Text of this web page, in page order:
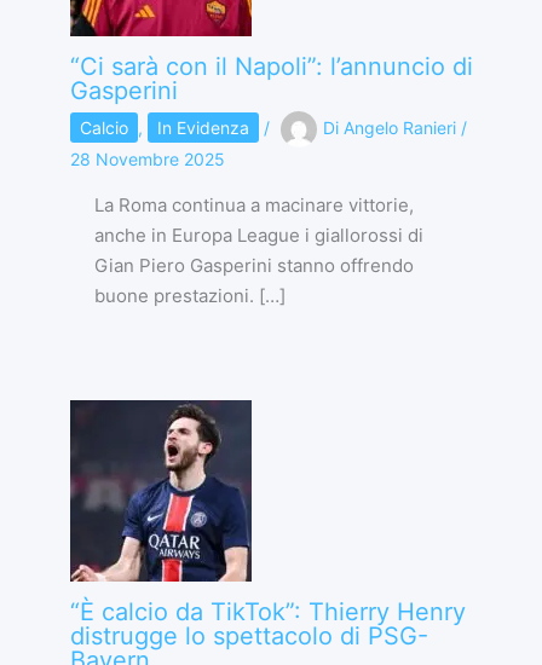
“Ci sarà con il Napoli”: l’annuncio di
Gasperini
Calcio , In Evidenza / Di Angelo Ranieri /
28 Novembre 2025
La Roma continua a macinare vittorie,
anche in Europa League i giallorossi di
Gian Piero Gasperini stanno offrendo
buone prestazioni. […]
“È calcio da TikTok”: Thierry Henry
distrugge lo spettacolo di PSG-